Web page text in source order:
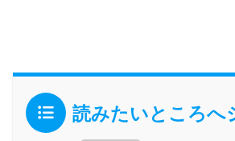
読みたいところへ